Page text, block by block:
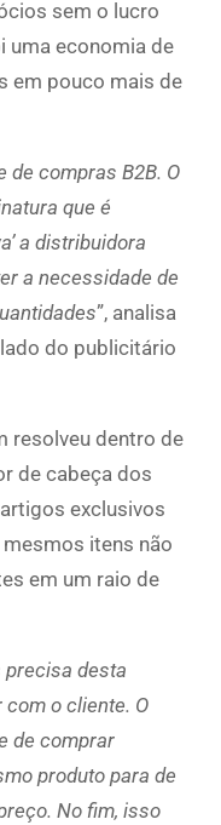
sem o lucro
uma economia de
em pouco mais de
de compras B2B. O
que é
a distribuidora
a necessidade de
”, analisa
lado do publicitário
resolveu dentro de
de cabeça dos
exclusivos
itens não
em um raio de
precisa desta
o cliente. O
de comprar
produto para de
No fim, isso